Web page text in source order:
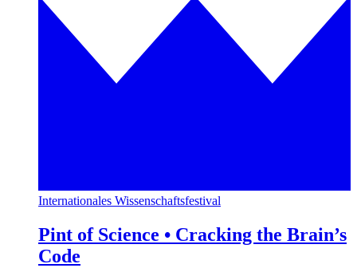
Internationales Wissenschaftsfestival
Pint of Science • Cracking the Brain’s
Code